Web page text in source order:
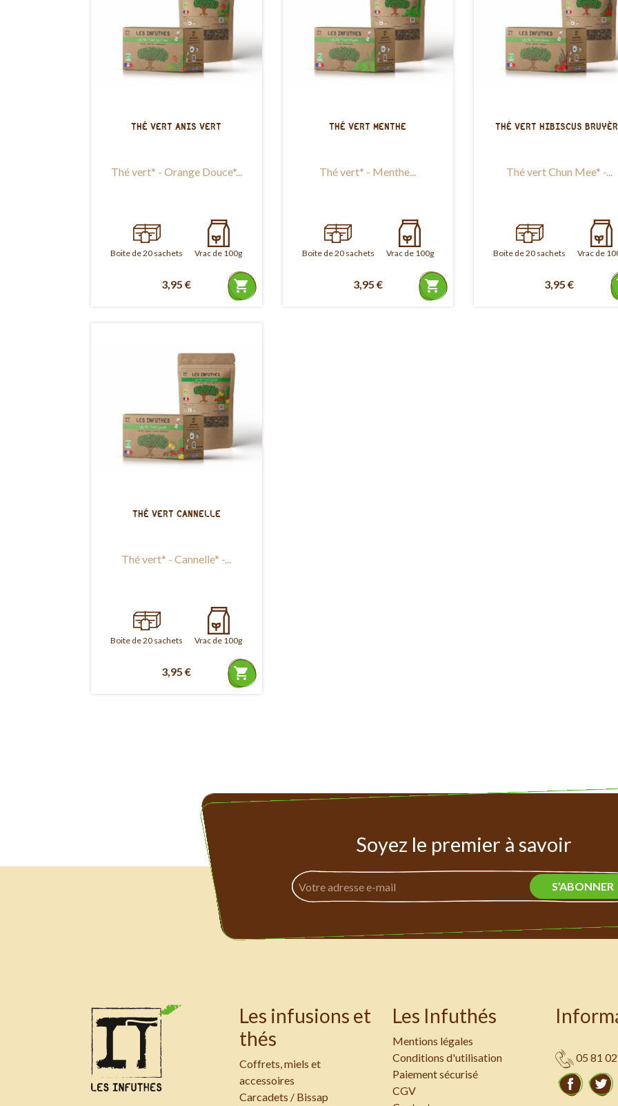
THÉ VERT ANIS VERT
Thé vert* - Orange Douce*...
Boite de 20 sachets Vrac de 100g
3,95 € shopping_cart
THÉ VERT MENTHE
Thé vert* - Menthe...
Boite de 20 sachets Vrac de 100g
3,95 € shopping_cart
THÉ VERT HIBISCUS
Thé vert Chun Mee* -...
Boite de 20 sachets Vrac de
3,95 €
THÉ VERT CANNELLE
Thé vert* - Cannelle* -...
Boite de 20 sachets Vrac de 100g
3,95 € shopping_cart
Soyez le premier à savoir
Les infusions et
thés
Coffrets, miels et
accessoires
Carcadets / Bissap
Les Infuthés
Mentions légales
Conditions d'utilisation
Paiement sécurisé
CGV
05 81